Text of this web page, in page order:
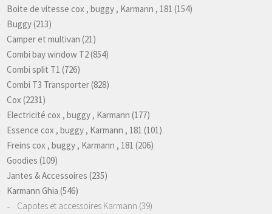
Boite de vitesse cox , buggy , Karmann , 181 (154)
Buggy(213)
Camper et multivan (21)
Combi bay window T2(854)
Combi split T1 (726)
Combi T3 Transporter(828)
Cox(2231)
Electricité cox , buggy , Karmann (177)
Essence cox , buggy , Karmann , 181 (101)
Freins cox , buggy , Karmann , 181 (206)
Goodies (109)
Jantes & Accessoires (235)
Karmann Ghia (546)
Capotes et accessoires Karmann (39)